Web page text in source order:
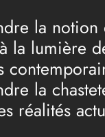
la notion
la lumière
la
réalités